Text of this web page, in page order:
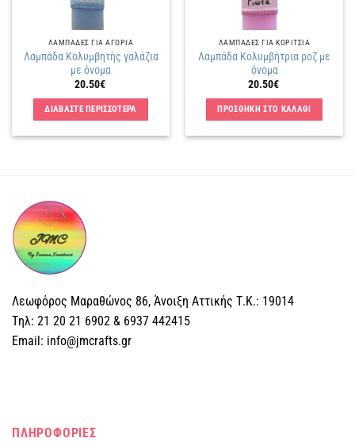
ΛΑΜΠΑΔΕΣ ΓΙΑ ΑΓΟΡΙΑ
Λαμπάδα Κολυμβητής γαλάζια
με όνομα
20.50€
ΔΙΑΒΑΣΤΕ ΠΕΡΙΣΣΟΤΕΡΑ
ΛΑΜΠΑΔΕΣ ΓΙΑ ΚΟΡΙΤΣΙΑ
Λαμπάδα Κολυμβήτρια ροζ με
όνομα
20.50€
ΠΡΟΣΘΗΚΗ ΣΤΟ ΚΑΛΑΘΙ
Λεωφόρος Μαραθώνος 86, Άνοιξη Αττικής Τ.Κ.: 19014
Tηλ: 21 20 21 6902 & 6937 442415
Email: info@jmcrafts.gr
ΠΛΗΡΟΦΟΡΙΕΣ